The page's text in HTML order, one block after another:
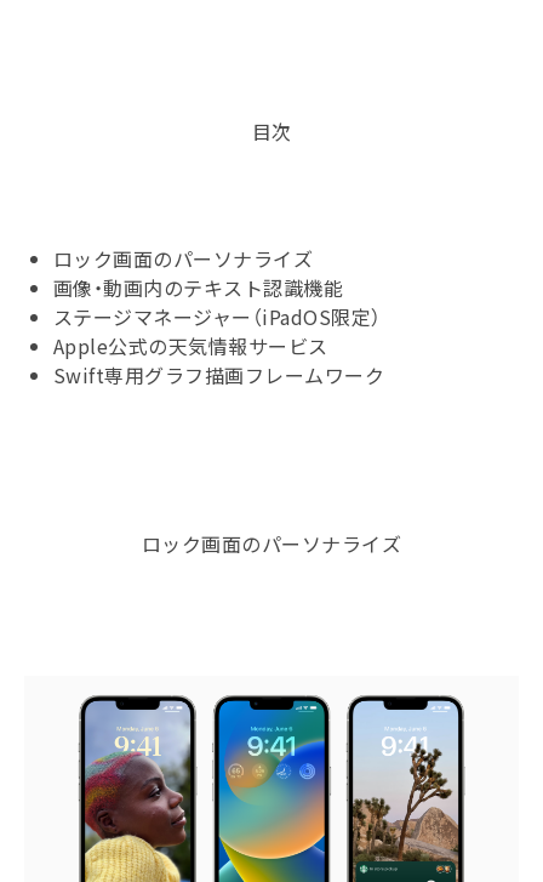
目次
ロック画面のパーソナライズ
画像・動画内のテキスト認識機能
ステージマネージャー（iPadOS限定）
Apple公式の天気情報サービス
Swift専用グラフ描画フレームワーク
ロック画面のパーソナライズ